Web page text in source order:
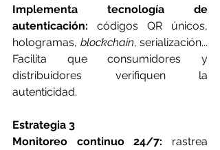
Implementa tecnología de
autenticación: códigos QR únicos,
hologramas, blockchain, serialización...
Facilita que consumidores y
distribuidores verifiquen la
autenticidad.
Estrategia 3
Monitoreo continuo 24/7: rastrea